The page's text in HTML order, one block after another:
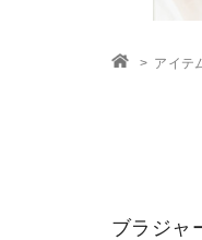
アイテ
ブラジャ